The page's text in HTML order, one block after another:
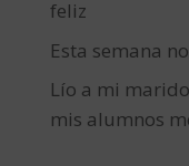
feliz
Esta semana
Lío a mi
mis alumnos